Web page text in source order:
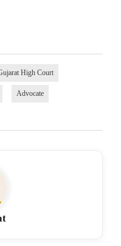
High Court
Advocate